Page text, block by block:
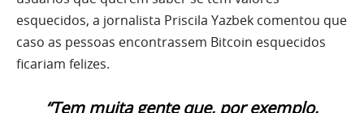
esquecidos, a jornalista Priscila Yazbek comentou que
caso as pessoas encontrassem Bitcoin esquecidos
ficariam felizes.
“Tem muita gente que, por exemplo,